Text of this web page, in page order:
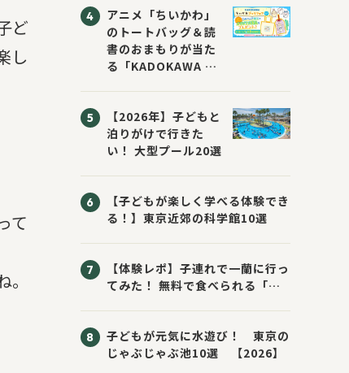
ど
し
て
アニメ「ちいかわ」
のトートバッグ＆読
書のおまもりが当た
る「KADOKAWA ち
催！ スマホ壁紙は
応募者全員にプレゼ
ント！
【2026年】子どもと
泊りがけで行きた
い！ 大型プール20選
【子どもが楽しく学べる体験でき
る！】東京近郊の科学館10選
【体験レポ】子連れで一蘭に行っ
てみた！ 無料で食べられる「お
子どもが元気に水遊び！ 東京の
じゃぶじゃぶ池10選 【2026】